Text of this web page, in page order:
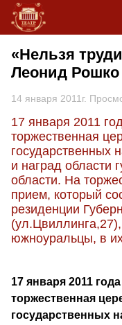
«Нельзя
Леонид Рошко
14 января 2011г.
17 января 2011
торжественная
государственных
и наград области
области. На
прием, который
резиденции
южноуральцы, в
17 января 2011
торжественная
государственных